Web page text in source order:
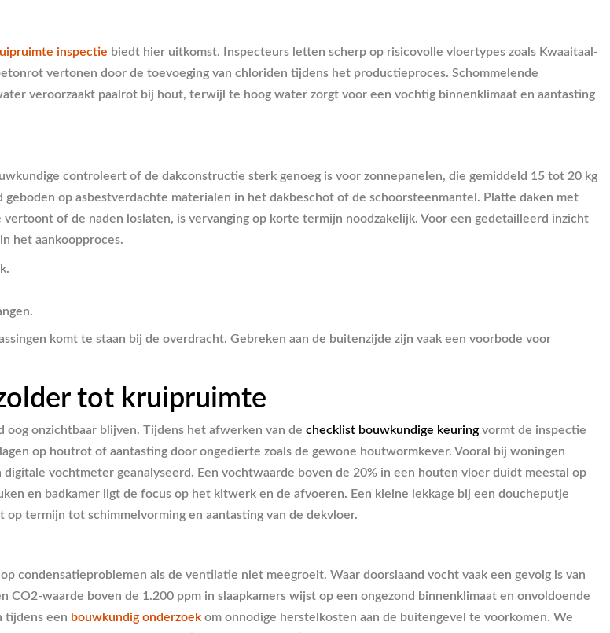
inspectie biedt hier uitkomst. Inspecteurs letten scherp op risicovolle vloertypes zoals Kwaaitaal-
vertonen door de toevoeging van chloriden tijdens het productieproces. Schommelende
veroorzaakt paalrot bij hout, terwijl te hoog water zorgt voor een vochtig binnenklimaat en aantasting
controleert of de dakconstructie sterk genoeg is voor zonnepanelen, die gemiddeld 15 tot 20 kg
op asbestverdachte materialen in het dakbeschot of de schoorsteenmantel. Platte daken met
of de naden loslaten, is vervanging op korte termijn noodzakelijk. Voor een gedetailleerd inzicht
het aankoopproces.
komt te staan bij de overdracht. Gebreken aan de buitenzijde zijn vaak een voorbode voor
tot kruipruimte
onzichtbaar blijven. Tijdens het afwerken van de checklist bouwkundige keuring vormt de inspectie
op houtrot of aantasting door ongedierte zoals de gewone houtwormkever. Vooral bij woningen
vochtmeter geanalyseerd. Een vochtwaarde boven de 20% in een houten vloer duidt meestal op
en badkamer ligt de focus op het kitwerk en de afvoeren. Een kleine lekkage bij een doucheputje
termijn tot schimmelvorming en aantasting van de dekvloer.
condensatieproblemen als de ventilatie niet meegroeit. Waar doorslaand vocht vaak een gevolg is van
waarde boven de 1.200 ppm in slaapkamers wijst op een ongezond binnenklimaat en onvoldoende
tijdens een bouwkundig onderzoek om onnodige herstelkosten aan de buitengevel te voorkomen. We